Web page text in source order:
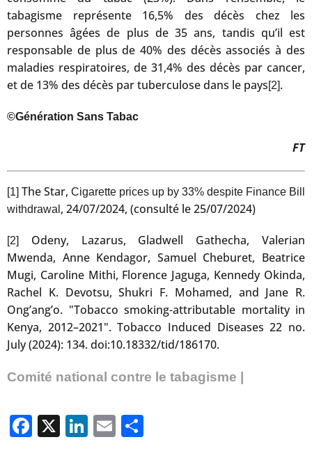
tabagisme représente 16,5% des décès chez les
personnes âgées de plus de 35 ans, tandis qu’il est
responsable de plus de 40% des décès associés à des
maladies respiratoires, de 31,4% des décès par cancer,
et de 13% des décès par tuberculose dans le pays[2].
©Génération Sans Tabac
FT
[1] The Star, Cigarette prices up by 33% despite Finance Bill
withdrawal , 24/07/2024, (consulté le 25/07/2024)
[2]
Odeny, Lazarus, Gladwell Gathecha, Valerian
Mwenda, Anne Kendagor, Samuel Cheburet, Beatrice
Mugi, Caroline Mithi, Florence Jaguga, Kennedy Okinda,
Rachel K. Devotsu, Shukri F. Mohamed, and Jane R.
Ong’ang’o. "Tobacco smoking-attributable mortality in
Kenya, 2012–2021". Tobacco Induced Diseases 22 no.
July (2024): 134. doi:10.18332/tid/186170.
Comité national contre le tabagisme |
Facebook
X LinkedIn
Email